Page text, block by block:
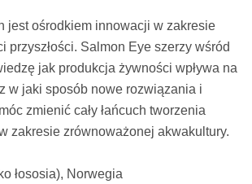
jest ośrodkiem innowacji w zakresie
przyszłości. Salmon Eye szerzy wśród
jak produkcja żywności wpływa na
w jaki sposób nowe rozwiązania i
zmienić cały łańcuch tworzenia
zakresie zrównoważonej akwakultury.